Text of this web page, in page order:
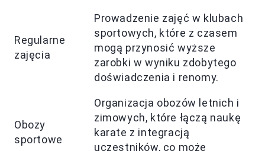
Regularne
zajęcia
Prowadzenie zajęć w klubach
sportowych, które z czasem
mogą przynosić wyższe
zarobki w wyniku zdobytego
doświadczenia i renomy.
Obozy
sportowe
Organizacja obozów letnich i
zimowych, które łączą naukę
karate z integracją
uczestników, co może